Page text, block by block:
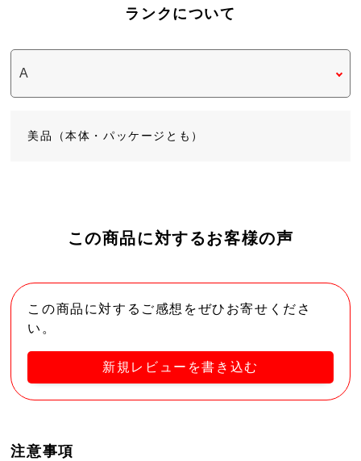
ランクについて
美品（本体・パッケージとも）
この商品に対するお客様の声
この商品に対するご感想をぜひお寄せくださ
い。
新規レビューを書き込む
注意事項